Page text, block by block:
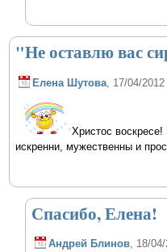
"Не оставлю вас
Елена Шутова, 17/04/2012
Христос
искренни, мужественны и
Спасибо, Елена!
Андрей Блинов, 18/